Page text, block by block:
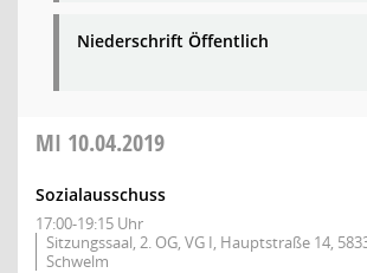
Niederschrift Öffentlich
MI 10.04.2019
Sozialausschuss
17:00-19:15 Uhr
Sitzungssaal, 2. OG, VG I, Hauptstraße 14,
Schwelm